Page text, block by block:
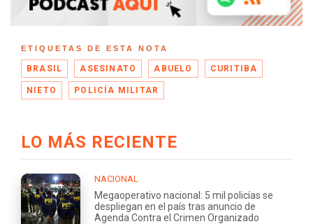
ETIQUETAS DE ESTA NOTA
BRASIL ASESINATO ABUELO CURITIBA
NIETO POLICÍA MILITAR
LO MÁS RECIENTE
NACIONAL
Megaoperativo nacional: 5 mil policías se
despliegan en el país tras anuncio de
Agenda Contra el Crimen Organizado